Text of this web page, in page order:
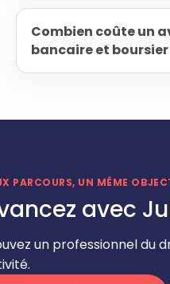
Combien coûte un
bancaire et boursier
PARCOURS, UN MÊME
avec
un professionnel du